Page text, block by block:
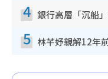
4
5